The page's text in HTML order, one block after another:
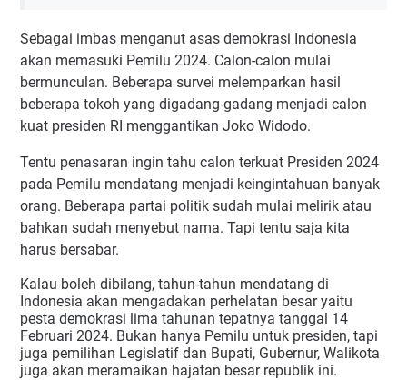
Sebagai imbas menganut asas demokrasi Indonesia
akan memasuki Pemilu 2024. Calon-calon mulai
bermunculan. Beberapa survei melemparkan hasil
beberapa tokoh yang digadang-gadang menjadi calon
kuat presiden RI menggantikan Joko Widodo.
Tentu penasaran ingin tahu calon terkuat Presiden 2024
pada Pemilu mendatang menjadi keingintahuan banyak
orang. Beberapa partai politik sudah mulai melirik atau
bahkan sudah menyebut nama. Tapi tentu saja kita
harus bersabar.
Kalau boleh dibilang, tahun-tahun mendatang di
Indonesia akan mengadakan perhelatan besar yaitu
pesta demokrasi lima tahunan tepatnya tanggal 14
Februari 2024. Bukan hanya Pemilu untuk presiden, tapi
juga pemilihan Legislatif dan Bupati, Gubernur, Walikota
juga akan meramaikan hajatan besar republik ini.